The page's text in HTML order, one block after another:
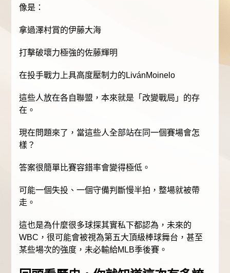
像是：
拿過澤村賞的伊藤大海
打擊破壞力極強的佐藤輝明
在投手戰力上具高度壓制力的LivánMoinelo
這些人放在各自聯盟，本來就是「改變戰局」的存
在。
現在問題來了，當這些人全部站在同一個賽場會怎
樣？
答案很簡單比賽容錯率會變得極低。
可能一個失投、一個守備判斷慢半拍，整場就被帶
走。
這也是為什麼很多球探其實私下都認為，未來的
WBC，很可能會被視為第五大頂級棒球舞台，甚至
某些場次的強度，未必輸給MLB季後賽。